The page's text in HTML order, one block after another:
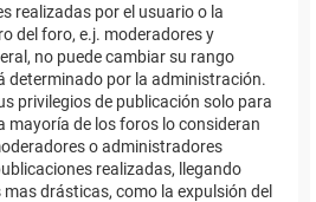
realizadas por el usuario o la
del foro, e.j. moderadores y
no puede cambiar su rango
determinado por la administración.
privilegios de publicación solo para
mayoría de los foros lo consideran
o administradores
realizadas, llegando
drásticas, como la expulsión del